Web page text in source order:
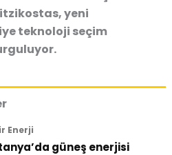
yeni
teknoloji seçim
Enerji
güneş enerjisi